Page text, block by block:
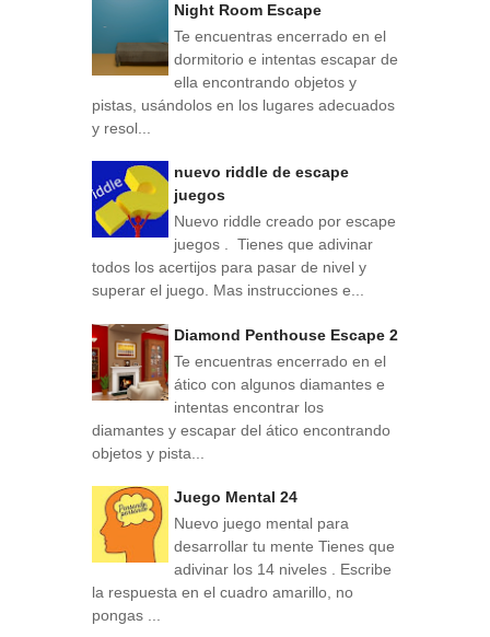
Night Room Escape
Te encuentras encerrado en el
dormitorio e intentas escapar de
ella encontrando objetos y
pistas, usándolos en los lugares adecuados
y resol...
nuevo riddle de escape
juegos
Nuevo riddle creado por escape
juegos . Tienes que adivinar
todos los acertijos para pasar de nivel y
superar el juego. Mas instrucciones e...
Diamond Penthouse Escape 2
Te encuentras encerrado en el
ático con algunos diamantes e
intentas encontrar los
diamantes y escapar del ático encontrando
objetos y pista...
Juego Mental 24
Nuevo juego mental para
desarrollar tu mente Tienes que
adivinar los 14 niveles . Escribe
la respuesta en el cuadro amarillo, no
pongas ...